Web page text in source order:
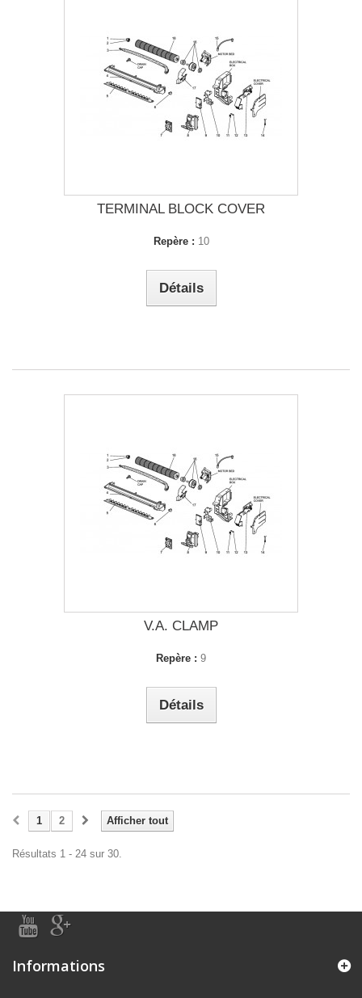
TERMINAL BLOCK COVER
Repère : 10
Détails
V.A. CLAMP
Repère : 9
Détails
Afficher tout
1 2
Résultats 1 - 24 sur 30.
Informations